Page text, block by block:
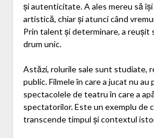
și autenticitate. A ales mereu să își
artistică, chiar și atunci când
Prin talent și determinare, a reușit
drum unic.
Astăzi, rolurile sale sunt studiate,
public. Filmele în care a jucat nu
spectacolele de teatru în care a
spectatorilor. Este un exemplu de
transcende timpul și contextul